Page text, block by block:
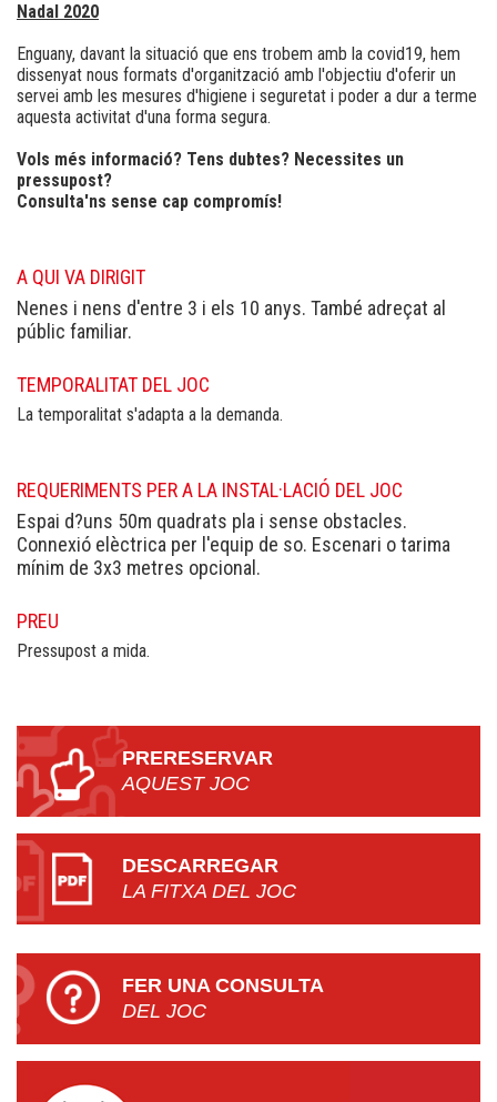
Nadal 2020
Enguany, davant la situació que ens trobem amb la covid19, hem
dissenyat nous formats d'organització amb l'objectiu d'oferir un
servei amb les mesures d'higiene i seguretat i poder a dur a terme
aquesta activitat d'una forma segura.
Vols més informació? Tens dubtes? Necessites un
pressupost?
Consulta'ns sense cap compromís!
A QUI VA DIRIGIT
Nenes i nens d'entre 3 i els 10 anys. També adreçat al
públic familiar.
TEMPORALITAT DEL JOC
La temporalitat s'adapta a la demanda.
REQUERIMENTS PER A LA INSTAL·LACIÓ DEL JOC
Espai d?uns 50m quadrats pla i sense obstacles.
Connexió elèctrica per l'equip de so. Escenari o tarima
mínim de 3x3 metres opcional.
PREU
Pressupost a mida.
PRERESERVAR
AQUEST JOC
DESCARREGAR
LA FITXA DEL JOC
FER UNA CONSULTA
DEL JOC